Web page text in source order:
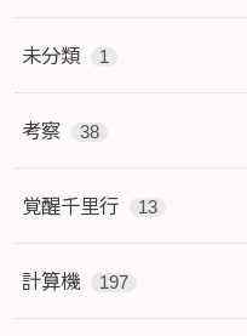
未分類 1
考察 38
覚醒千里行 13
計算機 197